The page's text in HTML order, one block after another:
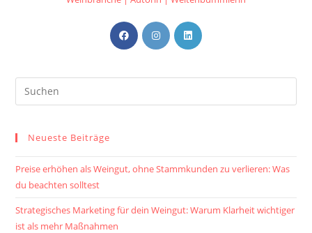
Opens
in
new
Opens
in
new
Opens
new
Neueste Beiträge
Preise erhöhen als Weingut, ohne Stammkunden zu verlieren: Was
du beachten solltest
Strategisches Marketing für dein Weingut: Warum Klarheit wichtiger
ist als mehr Maßnahmen